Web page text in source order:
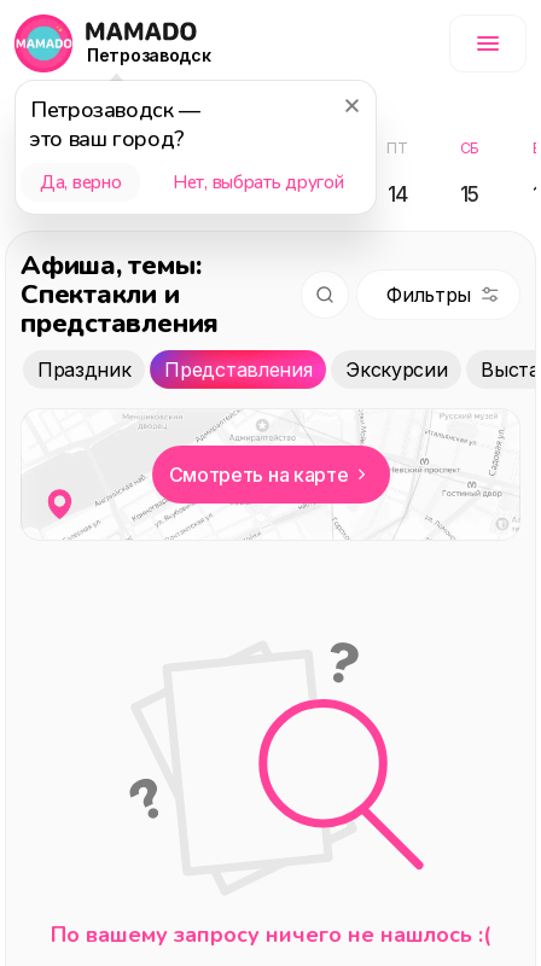
Петрозаводск
Петрозаводск—
это ваш город?
Да, верно Нет, выбрать другой
Август
ВС
09
ПН
10
ВТ
11 12 13
ПТ
14
СБ
15
Афиша, темы:
Спектакли и
представления
Праздник Представления Экскурсии
Смотреть на карте
По вашему запросу ничего не нашлось :(